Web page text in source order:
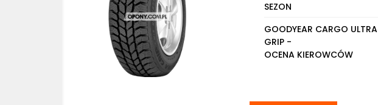
SEZON
GOODYEAR CARGO ULTRA
GRIP -
OCENA KIEROWCÓW